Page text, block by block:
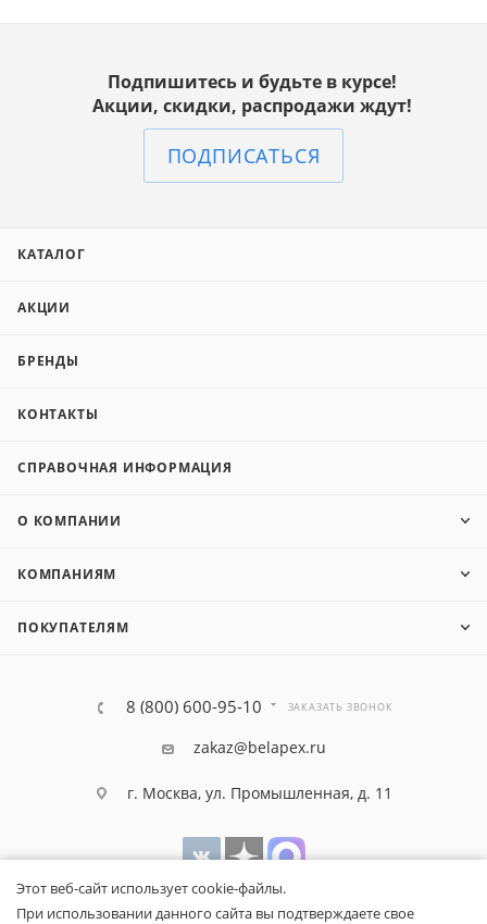
Подпишитесь и будьте в курсе!
Акции, скидки, распродажи ждут!
ПОДПИСАТЬСЯ
КАТАЛОГ
АКЦИИ
БРЕНДЫ
КОНТАКТЫ
СПРАВОЧНАЯ ИНФОРМАЦИЯ
О КОМПАНИИ
КОМПАНИЯМ
ПОКУПАТЕЛЯМ
8 (800) 600-95-10 ЗАКАЗАТЬ ЗВОНОК
zakaz@belapex.ru
г. Москва, ул. Промышленная, д. 11
Этот веб-сайт использует cookie-файлы.
При использовании данного сайта вы подтверждаете свое